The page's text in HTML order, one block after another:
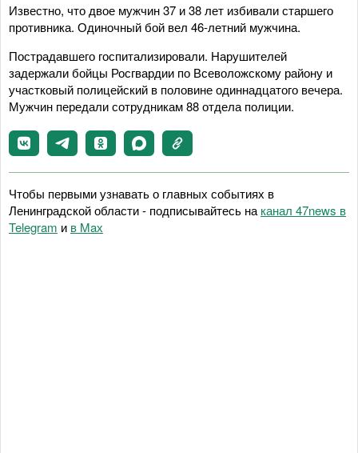
Известно, что двое мужчин 37 и 38 лет избивали старшего
противника. Одиночный бой вел 46-летний мужчина.
Пострадавшего госпитализировали. Нарушителей
задержали бойцы Росгвардии по Всеволожскому району и
участковый полицейский в половине одиннадцатого вечера.
Мужчин передали сотрудникам 88 отдела полиции.
Чтобы первыми узнавать о главных событиях в
Ленинградской области - подписывайтесь на канал 47news в
Telegram и в Maх